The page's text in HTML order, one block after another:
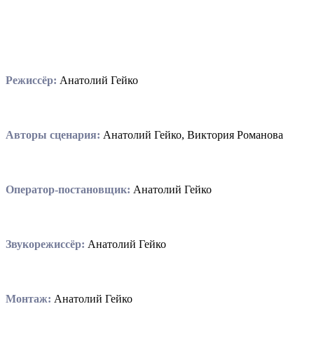
Режиссёр: Анатолий Гейко
Авторы сценария: Анатолий Гейко, Виктория Романова
Оператор-постановщик: Анатолий Гейко
Звукорежиссёр: Анатолий Гейко
Монтаж: Анатолий Гейко